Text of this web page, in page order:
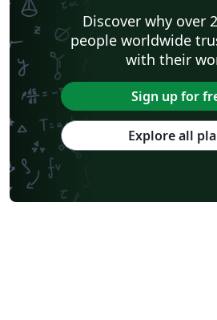
Discover why over
people worldwide
with their
Sign up for
Explore all